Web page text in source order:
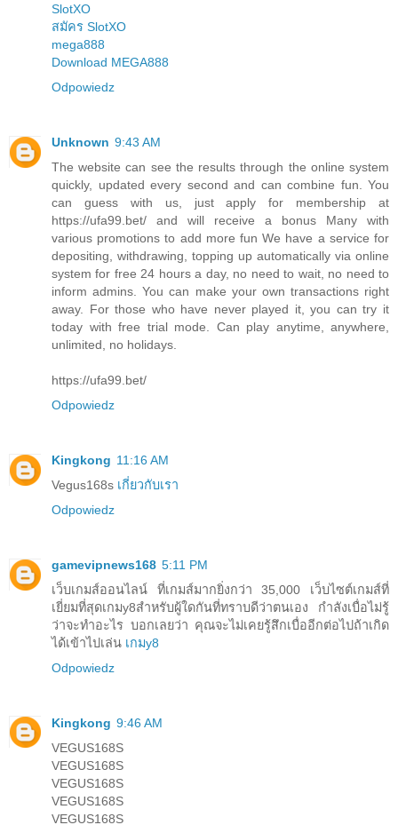
SlotXO
สมัคร SlotXO
mega888
Download MEGA888
Odpowiedz
Unknown 9:43 AM
The website can see the results through the online system
quickly, updated every second and can combine fun. You
can guess with us, just apply for membership at
https://ufa99.bet/ and will receive a bonus Many with
various promotions to add more fun We have a service for
depositing, withdrawing, topping up automatically via online
system for free 24 hours a day, no need to wait, no need to
inform admins. You can make your own transactions right
away. For those who have never played it, you can try it
today with free trial mode. Can play anytime, anywhere,
unlimited, no holidays.
https://ufa99.bet/
Odpowiedz
Kingkong 11:16 AM
Vegus168s เกี่ยวกับเรา
Odpowiedz
gamevipnews168 5:11 PM
เว็บเกมส์ออนไลน์ ที่เกมส์มากยิ่งกว่า 35,000 เว็บไซต์เกมส์ที่
เยี่ยมที่สุดเกมy8สำหรับผู้ใดกันที่ทราบดีว่าตนเอง กำลังเบื่อไม่รู้
ว่าจะทำอะไร บอกเลยว่า คุณจะไม่เคยรู้สึกเบื่ออีกต่อไปถ้าเกิด
ได้เข้าไปเล่น เกมy8
Odpowiedz
Kingkong 9:46 AM
VEGUS168S
VEGUS168S
VEGUS168S
VEGUS168S
VEGUS168S